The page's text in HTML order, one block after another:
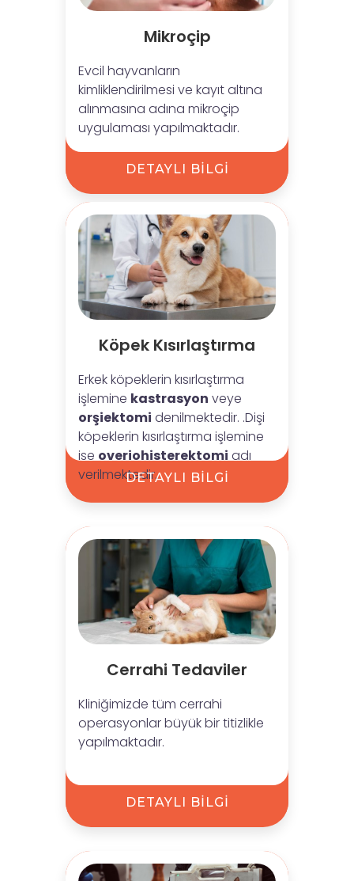
Mikroçip
Evcil hayvanların
kimliklendirilmesi ve kayıt altına
alınmasına adına mikroçip
uygulaması yapılmaktadır.
DETAYLI BİLGİ
Köpek Kısırlaştırma
Erkek köpeklerin kısırlaştırma
işlemine kastrasyon veye
orşiektomi denilmektedir. .Dişi
köpeklerin kısırlaştırma işlemine
ise overiohisterektomi adı
verilmektedir.DETAYLI BİLGİ
Cerrahi Tedaviler
Kliniğimizde tüm cerrahi
operasyonlar büyük bir titizlikle
yapılmaktadır.
DETAYLI BİLGİ